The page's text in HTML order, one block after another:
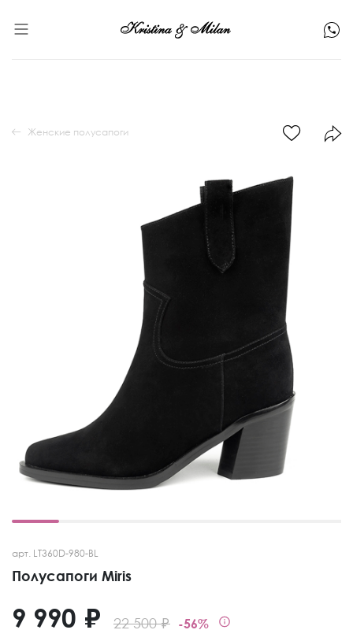
арт. LT360D-980-BL
Полусапоги Miris
22 500 ₽ -56%
9 990 ₽
Женские полусапоги